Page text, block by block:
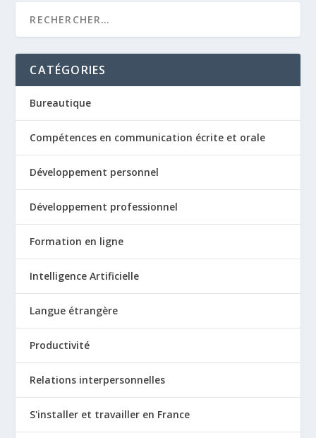
CATÉGORIES
Bureautique
Compétences en communication écrite et orale
Développement personnel
Développement professionnel
Formation en ligne
Intelligence Artificielle
Langue étrangère
Productivité
Relations interpersonnelles
S'installer et travailler en France